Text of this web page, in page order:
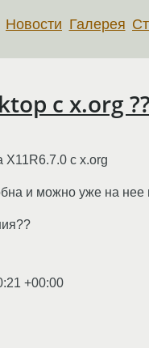
Новости Галерея
c x.org
с х.org
и можно уже на нее
+00:00